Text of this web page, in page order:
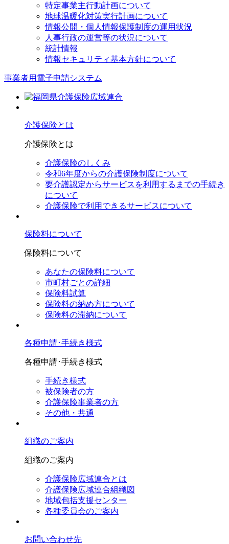
特定事業主行動計画について
地球温暖化対策実行計画について
情報公開・個人情報保護制度の運用状況
人事行政の運営等の状況について
統計情報
情報セキュリティ基本方針について
事業者用電子申請システム
介護保険とは
介護保険とは
介護保険のしくみ
令和6年度からの介護保険制度について
要介護認定からサービスを利⽤するまでの⼿続き
について
介護保険で利⽤できるサービスについて
保険料について
保険料について
あなたの保険料について
市町村ごとの詳細
保険料試算
保険料の納め方について
保険料の滞納について
各種申請･手続き様式
各種申請･手続き様式
手続き様式
被保険者の方
介護保険事業者の方
その他・共通
組織のご案内
組織のご案内
介護保険広域連合とは
介護保険広域連合組織図
地域包括支援センター
各種委員会のご案内
お問い合わせ先